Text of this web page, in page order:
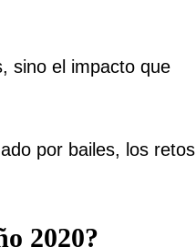
sino el impacto que
por bailes, los retos
2020?